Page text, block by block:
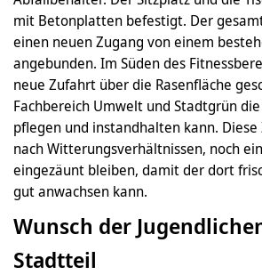
mit Betonplatten befestigt. Der
einen neuen Zugang von einem
angebunden. Im Süden des
neue Zufahrt über die Rasenfläche
Fachbereich Umwelt und Stadtgrün
pflegen und instandhalten kann.
nach Witterungsverhältnissen, noch
eingezäunt bleiben, damit der dort
gut anwachsen kann.
Wunsch der
Stadtteil